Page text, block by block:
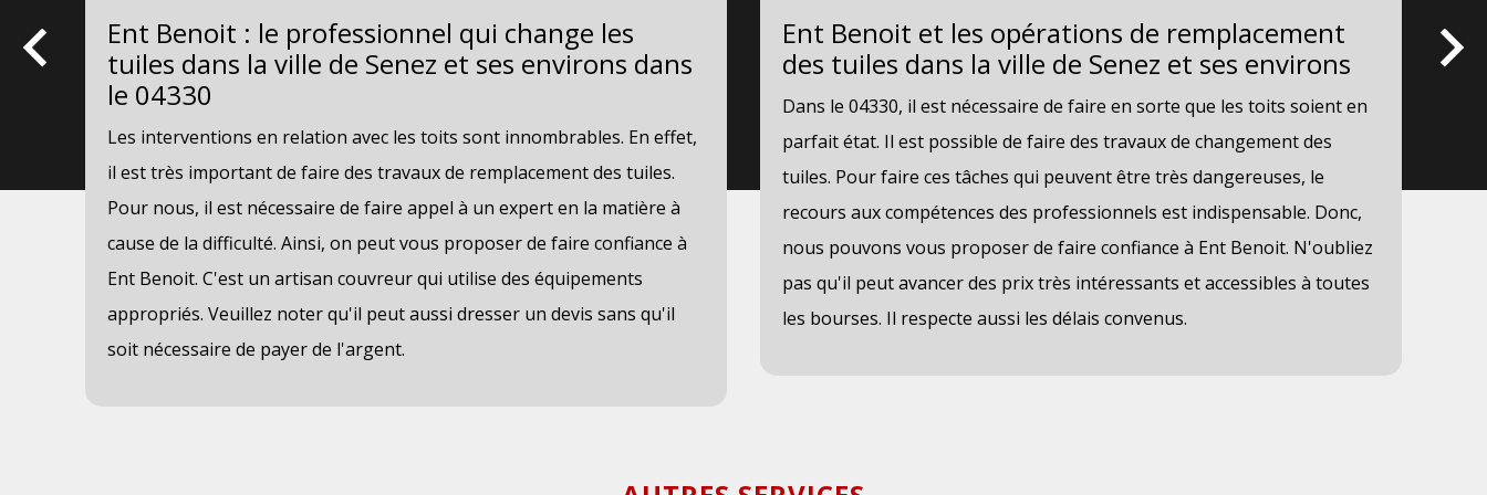
Ent Benoit : le professionnel qui change les
tuiles dans la ville de Senez et ses environs dans
le 04330
Les interventions en relation avec les toits sont innombrables. En effet,
il est très important de faire des travaux de remplacement des tuiles.
Pour nous, il est nécessaire de faire appel à un expert en la matière à
cause de la difficulté. Ainsi, on peut vous proposer de faire confiance à
Ent Benoit. C'est un artisan couvreur qui utilise des équipements
appropriés. Veuillez noter qu'il peut aussi dresser un devis sans qu'il
soit nécessaire de payer de l'argent.
Ent Benoit et les opérations de remplacement
des tuiles dans la ville de Senez et ses environs
Dans le 04330, il est nécessaire de faire en sorte que les toits soient en
parfait état. Il est possible de faire des travaux de changement des
tuiles. Pour faire ces tâches qui peuvent être très dangereuses, le
recours aux compétences des professionnels est indispensable. Donc,
nous pouvons vous proposer de faire confiance à Ent Benoit. N'oubliez
pas qu'il peut avancer des prix très intéressants et accessibles à toutes
les bourses. Il respecte aussi les délais convenus.